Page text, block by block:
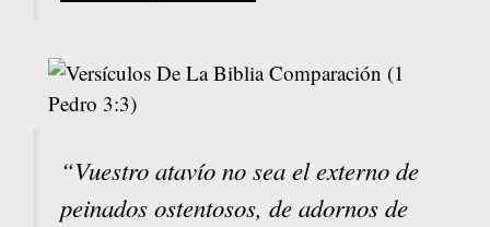
“Vuestro atavío no sea el externo de
peinados ostentosos, de adornos de